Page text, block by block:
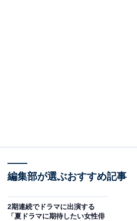
編集部が選ぶおすすめ記事
2期連続でドラマに出演する
「夏ドラマに期待したい女性俳